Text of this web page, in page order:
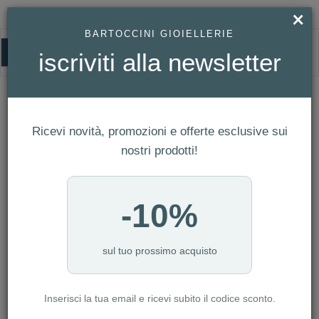
HOMEPAGE OROLOGIO SWATCH VEGETA X SWATCH REF. SUOZ348
Orologio Swatch VEGETA X SWATCH
Ref. SUOZ348
×
BARTOCCINI GIOIELLERIE
iscriviti alla newsletter
Ricevi novità, promozioni e offerte esclusive sui
nostri prodotti!
-10%
sul tuo prossimo acquisto
Inserisci la tua email e ricevi subito il codice sconto.